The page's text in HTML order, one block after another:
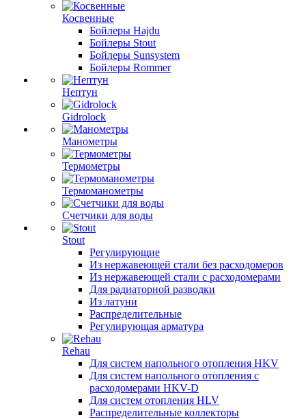
Косвенные
Бойлеры Hajdu
Бойлеры Stout
Бойлеры Sunsystem
Бойлеры Rommer
Нептун
Gidrolock
Манометры
Термометры
Термоманометры
Счетчики для воды
Stout
Регулирующие
Из нержавеющей стали без расходомеров
Из нержавеющей стали с расходомерами
Для радиаторной разводки
Из латуни
Распределительные
Регулирующая арматура
Rehau
Для систем напольного отопления HKV
Для систем напольного отопления с
расходомерами HKV-D
Для систем отопления HLV
Распределительные коллекторы